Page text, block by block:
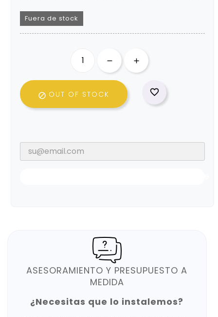
Fuera de stock
 OUT OF STOCK 
ASESORAMIENTO Y PRESUPUESTO A
MEDIDA
¿Necesitas que lo instalemos?